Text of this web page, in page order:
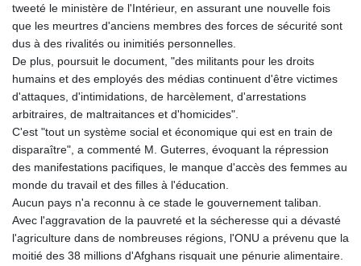
tweeté le ministère de l'Intérieur, en assurant une nouvelle fois
que les meurtres d'anciens membres des forces de sécurité sont
dus à des rivalités ou inimitiés personnelles.
De plus, poursuit le document, "des militants pour les droits
humains et des employés des médias continuent d'être victimes
d'attaques, d'intimidations, de harcèlement, d'arrestations
arbitraires, de maltraitances et d'homicides".
C'est "tout un système social et économique qui est en train de
disparaître", a commenté M. Guterres, évoquant la répression
des manifestations pacifiques, le manque d'accès des femmes au
monde du travail et des filles à l'éducation.
Aucun pays n'a reconnu à ce stade le gouvernement taliban.
Avec l'aggravation de la pauvreté et la sécheresse qui a dévasté
l'agriculture dans de nombreuses régions, l'ONU a prévenu que la
moitié des 38 millions d'Afghans risquait une pénurie alimentaire.